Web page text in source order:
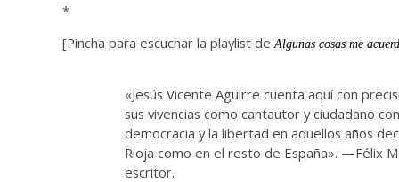
*
[Pincha para escuchar la playlist de Algunas cosas me
«Jesús Vicente Aguirre cuenta aquí con
sus vivencias como cantautor y ciudadano
democracia y la libertad en aquellos años
Rioja como en el resto de España». —Félix
escritor.